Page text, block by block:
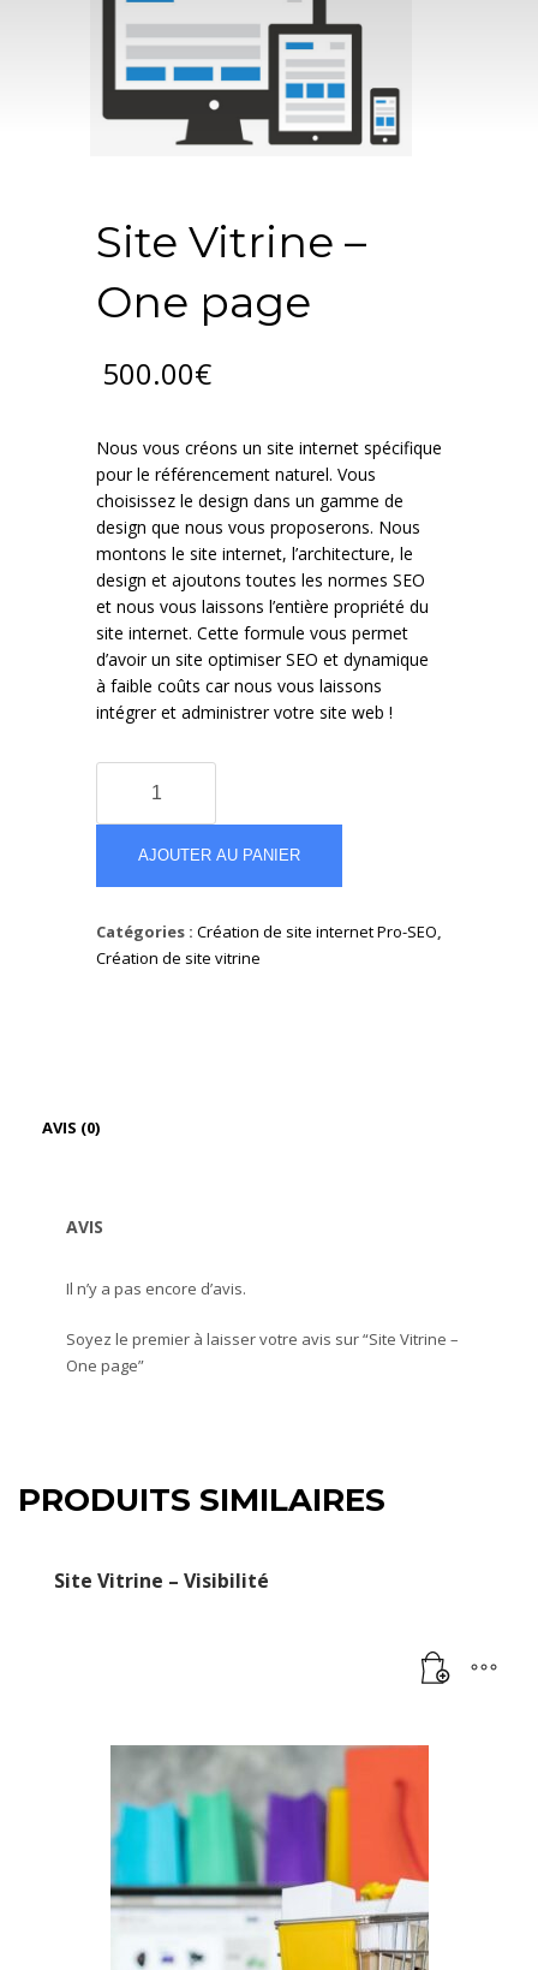
Site Vitrine –
One page
500.00€
Nous vous créons un site internet spécifique
pour le référencement naturel. Vous
choisissez le design dans un gamme de
design que nous vous proposerons. Nous
montons le site internet, l’architecture, le
design et ajoutons toutes les normes SEO
et nous vous laissons l’entière propriété du
site internet. Cette formule vous permet
d’avoir un site optimiser SEO et dynamique
à faible coûts car nous vous laissons
intégrer et administrer votre site web !
Site
Vitrine
page
AJOUTER AU PANIER
Catégories : Création de site internet Pro-SEO,
Création de site vitrine
AVIS (0)
AVIS
Il n’y a pas encore d’avis.
Soyez le premier à laisser votre avis sur “Site Vitrine –
One page”
PRODUITS SIMILAIRES
Site Vitrine – Visibilité